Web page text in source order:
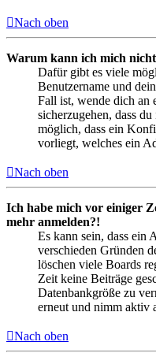
Nach oben
Warum kann ich mich
Dafür gibt es viele
Benutzername und
Fall ist, wende dich an
sicherzugehen, dass
möglich, dass ein
vorliegt, welches ein
Nach oben
Ich habe mich vor einiger
mehr anmelden?!
Es kann sein, dass ein
verschieden Gründen
löschen viele Boards
Zeit keine Beiträge
Datenbankgröße zu
erneut und nimm aktiv
Nach oben